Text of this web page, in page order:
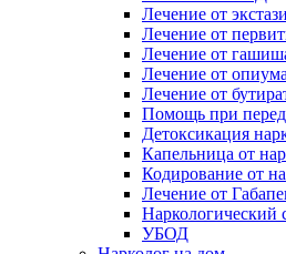
Лечение от экстази
Лечение от
Лечение от
Лечение от опиума
Лечение от
Помощь при
Детоксикация
Капельница от
Кодирование от
Лечение от
Наркологический
УБОД